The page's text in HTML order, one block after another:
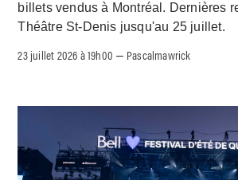
billets vendus à Montréal. Dernières
Théâtre St-Denis jusqu'au 25 juillet.
23 juillet 2026 à 19h00 – Pascalmawrick